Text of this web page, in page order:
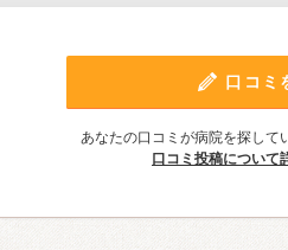
口コミ
あなたの口コミが病院を探して
口コミ投稿について